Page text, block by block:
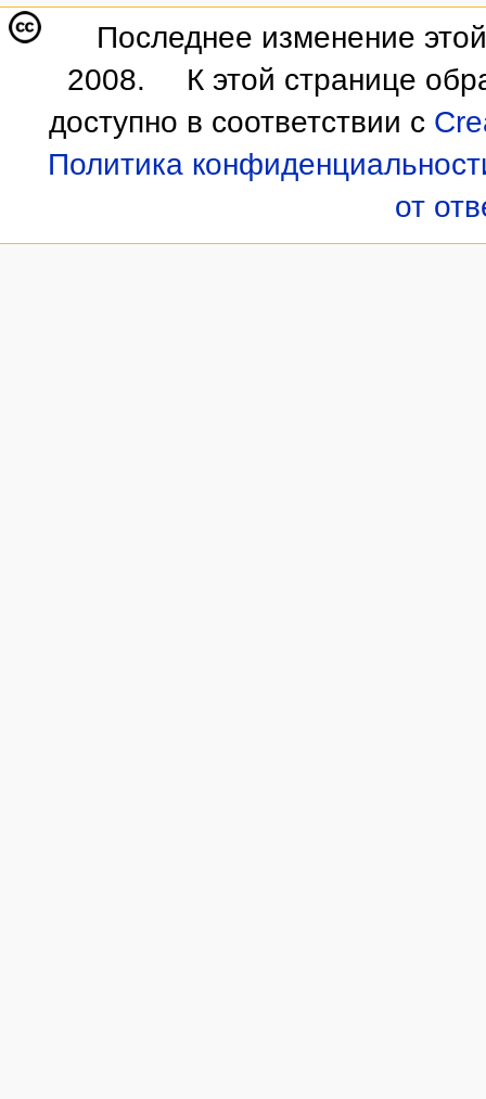
Последнее изменение
2008.
К этой странице
доступно в соответствии с
Политика
от